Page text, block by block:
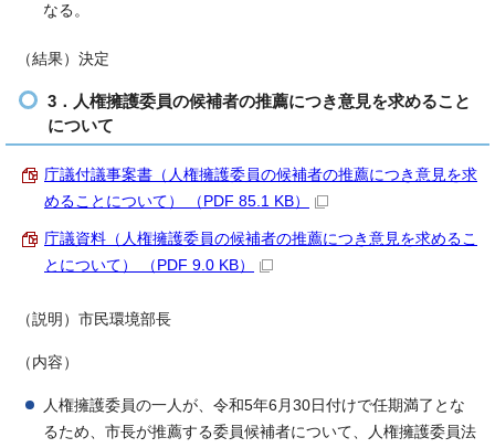
なる。
（結果）決定
3．人権擁護委員の候補者の推薦につき意見を求めること
について
庁議付議事案書（人権擁護委員の候補者の推薦につき意見を求
めることについて） （PDF 85.1 KB）
庁議資料（人権擁護委員の候補者の推薦につき意見を求めるこ
とについて） （PDF 9.0 KB）
（説明）市民環境部長
（内容）
人権擁護委員の一人が、令和5年6月30日付けで任期満了とな
るため、市長が推薦する委員候補者について、人権擁護委員法